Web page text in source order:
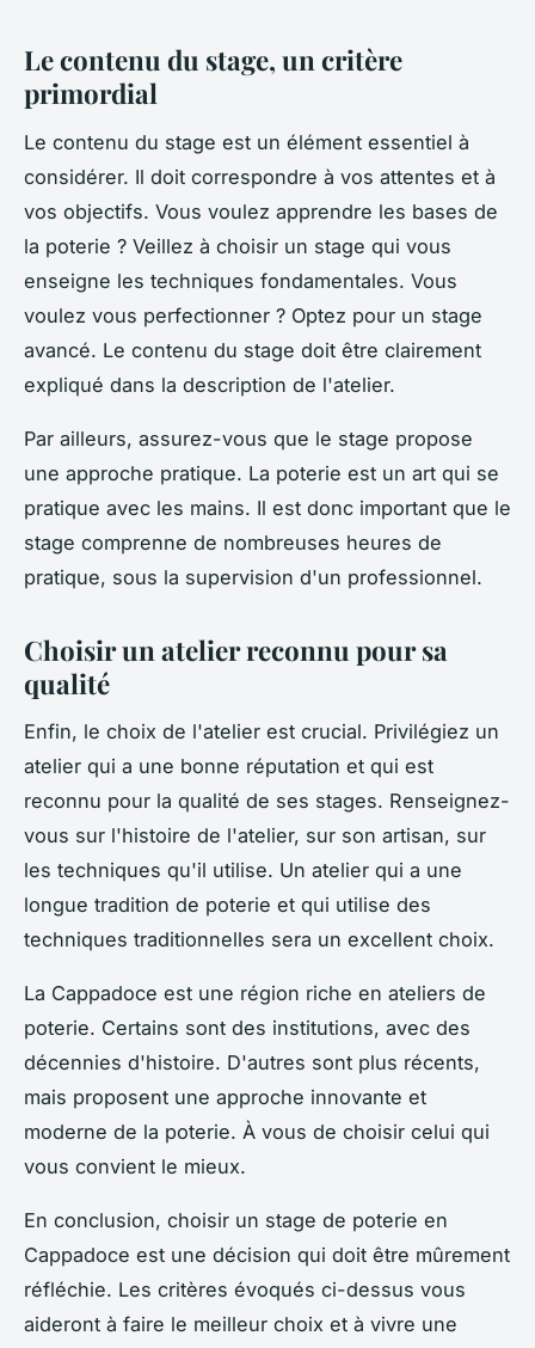
Le contenu du stage, un critère
primordial
Le contenu du stage est un élément essentiel à
considérer. Il doit correspondre à vos attentes et à
vos objectifs. Vous voulez apprendre les bases de
la poterie ? Veillez à choisir un stage qui vous
enseigne les techniques fondamentales. Vous
voulez vous perfectionner ? Optez pour un stage
avancé. Le contenu du stage doit être clairement
expliqué dans la description de l'atelier.
Par ailleurs, assurez-vous que le stage propose
une approche pratique. La poterie est un art qui se
pratique avec les mains. Il est donc important que le
stage comprenne de nombreuses heures de
pratique, sous la supervision d'un professionnel.
Choisir un atelier reconnu pour sa
qualité
Enfin, le choix de l'atelier est crucial. Privilégiez un
atelier qui a une bonne réputation et qui est
reconnu pour la qualité de ses stages. Renseignez-
vous sur l'histoire de l'atelier, sur son artisan, sur
les techniques qu'il utilise. Un atelier qui a une
longue tradition de poterie et qui utilise des
techniques traditionnelles sera un excellent choix.
La Cappadoce est une région riche en ateliers de
poterie. Certains sont des institutions, avec des
décennies d'histoire. D'autres sont plus récents,
mais proposent une approche innovante et
moderne de la poterie. À vous de choisir celui qui
vous convient le mieux.
En conclusion, choisir un stage de poterie en
Cappadoce est une décision qui doit être mûrement
réfléchie. Les critères évoqués ci-dessus vous
aideront à faire le meilleur choix et à vivre une